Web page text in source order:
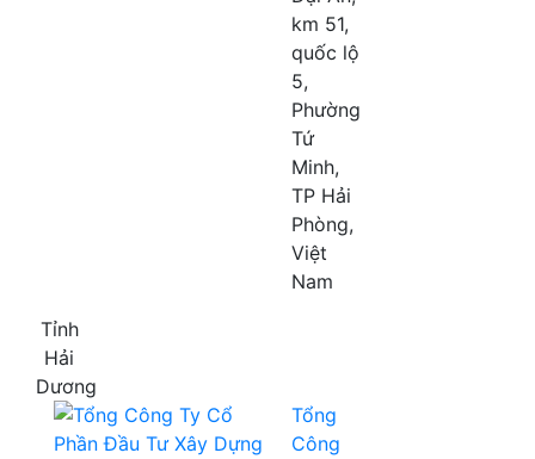
km 51,
quốc lộ
5,
Phường
Tứ
Minh,
TP Hải
Phòng,
Việt
Nam
Tỉnh
Hải
Dương
Tổng
Công